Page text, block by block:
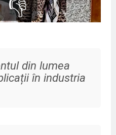
👎
din lumea
în industria